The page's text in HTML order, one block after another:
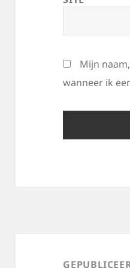
Mijn
wanneer ik
navigatie